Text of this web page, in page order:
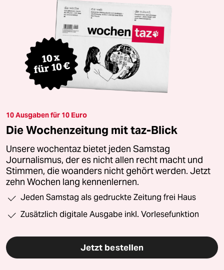
10 Ausgaben für 10 Euro
Die Wochenzeitung mit taz-Blick
Unsere wochentaz bietet jeden Samstag
Journalismus, der es nicht allen recht macht und
Stimmen, die woanders nicht gehört werden. Jetzt
zehn Wochen lang kennenlernen.
Jeden Samstag als gedruckte Zeitung frei Haus
Zusätzlich digitale Ausgabe inkl. Vorlesefunktion
Jetzt bestellen